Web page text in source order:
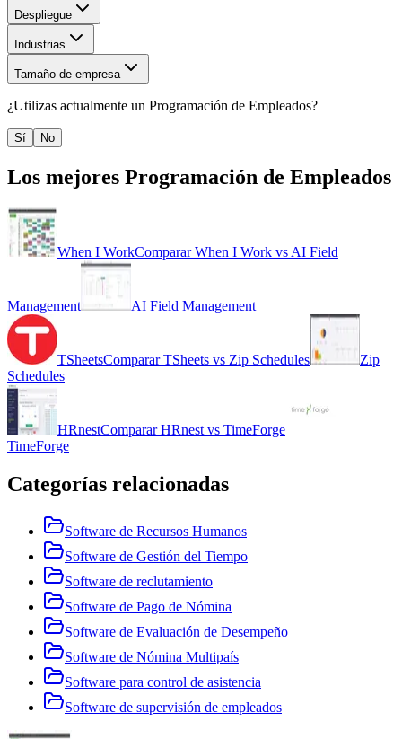
Despliegue
Industrias
Tamaño de empresa
¿Utilizas actualmente un Programación de Empleados?
Sí No
Los mejores Programación de Empleados
When I WorkComparar When I Work vsAI Field
Management AI Field Management
TSheetsComparar TSheets vs Zip Schedules
Zip
Schedules
HRnestComparar HRnestvs TimeForge
TimeForge
Categorías relacionadas
Software de Recursos Humanos
Software de Gestión del Tiempo
Software de reclutamiento
Software de Pago de Nómina
Software de Evaluación de Desempeño
Software de Nómina Multipaís
Software para control de asistencia
Software de supervisión de empleados